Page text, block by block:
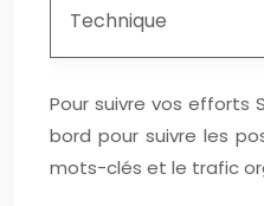
Technique
Pour suivre vos efforts
bord pour suivre les
mots-clés et le trafic